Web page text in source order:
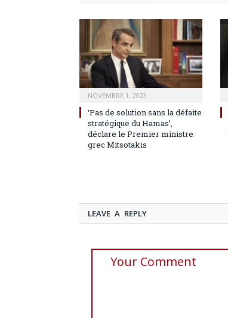
NOVEMBRE 1, 2023
‘Pas de solution sans la défaite
stratégique du Hamas’,
déclare le Premier ministre
grec Mitsotakis
LEAVE A REPLY